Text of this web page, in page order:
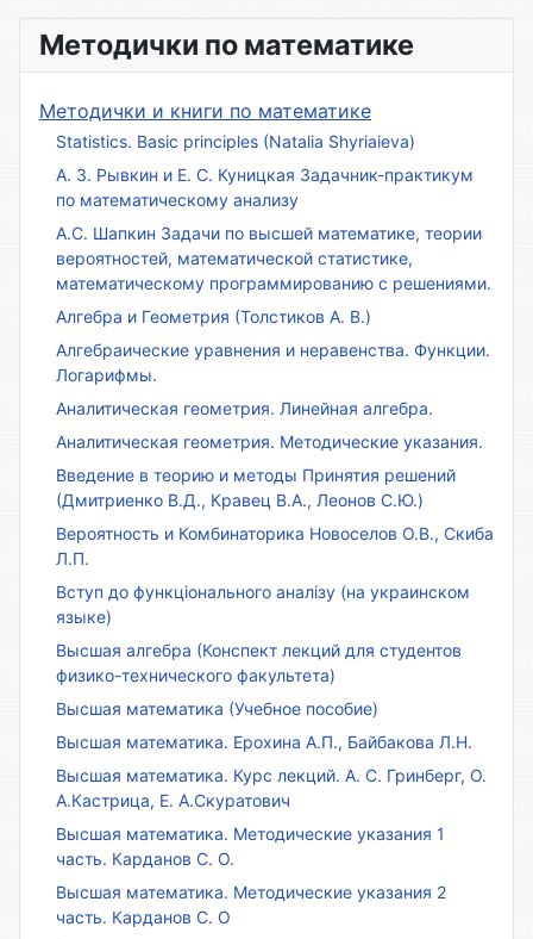
Методички по математике
Методички и книги по математике
Statistics. Basic principles (Natalia Shyriaieva)
А. З. Рывкин и Е. С. Куницкая Задачник-практикум
по математическому анализу
А.С. Шапкин Задачи по высшей математике, теории
вероятностей, математической статистике,
математическому программированию с решениями.
Алгебра и Геометрия (Толстиков А. В.)
Алгебраические уравнения и неравенства. Функции.
Логарифмы.
Аналитическая геометрия. Линейная алгебра.
Аналитическая геометрия. Методические указания.
Введение в теорию и методы Принятия решений
(Дмитриенко В.Д., Кравец В.А., Леонов С.Ю.)
Вероятность и Комбинаторика Новоселов О.В., Скиба
Л.П.
Вступ до функціонального аналізу (на украинском
языке)
Высшая алгебра (Конспект лекций для студентов
физико-технического факультета)
Высшая математика (Учебное пособие)
Высшая математика. Ерохина А.П., Байбакова Л.Н.
Высшая математика. Курс лекций. А. С. Гринберг, О.
А.Кастрица, Е. А.Скуратович
Высшая математика. Методические указания 1
часть. Карданов С. О.
Высшая математика. Методические указания 2
часть. Карданов С. О